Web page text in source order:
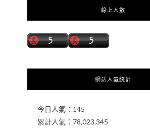
線上人數
網站人氣統計
今日人氣： 145
累計人氣： 78,023,345